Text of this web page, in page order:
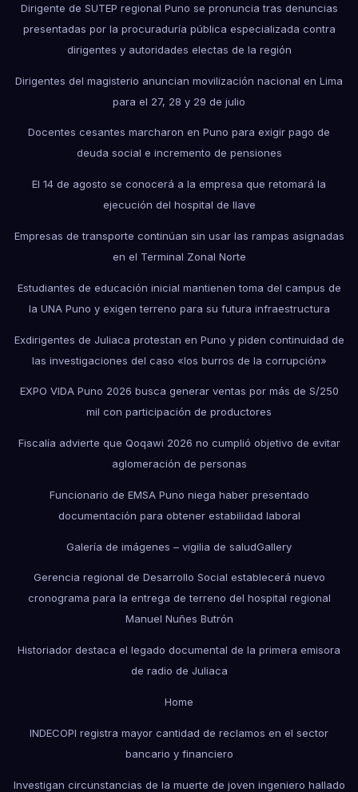
Dirigente de SUTEP regional Puno se pronuncia tras denuncias
presentadas por la procuraduría pública especializada contra
dirigentes y autoridades electas de la región
Dirigentes del magisterio anuncian movilización nacional en Lima
para el 27, 28 y 29 de julio
Docentes cesantes marcharon en Puno para exigir pago de
deuda social e incremento de pensiones
El 14 de agosto se conocerá a la empresa que retomará la
ejecución del hospital de Ilave
Empresas de transporte continúan sin usar las rampas asignadas
en el Terminal Zonal Norte
Estudiantes de educación inicial mantienen toma del campus de
la UNA Puno y exigen terreno para su futura infraestructura
Exdirigentes de Juliaca protestan en Puno y piden continuidad de
las investigaciones del caso «los burros de la corrupción»
EXPO VIDA Puno 2026 busca generar ventas por más de S/250
mil con participación de productores
Fiscalía advierte que Qoqawi 2026 no cumplió objetivo de evitar
aglomeración de personas
Funcionario de EMSA Puno niega haber presentado
documentación para obtener estabilidad laboral
Galería de imágenes – vigilia de saludGallery
Gerencia regional de Desarrollo Social establecerá nuevo
cronograma para la entrega de terreno del hospital regional
Manuel Nuñes Butrón
Historiador destaca el legado documental de la primera emisora
de radio de Juliaca
Home
INDECOPI registra mayor cantidad de reclamos en el sector
bancario y financiero
Investigan circunstancias de la muerte de joven ingeniero hallado